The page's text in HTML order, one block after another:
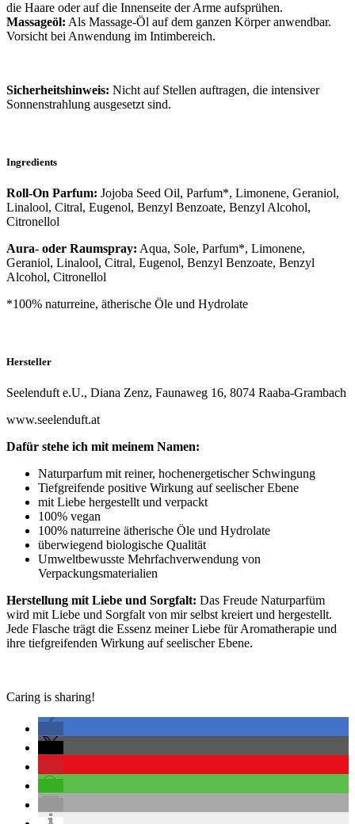
die Haare oder auf die Innenseite der Arme aufsprühen.
Massageöl: Als Massage-Öl auf dem ganzen Körper anwendbar.
Vorsicht bei Anwendung im Intimbereich.
Sicherheitshinweis: Nicht auf Stellen auftragen, die intensiver
Sonnenstrahlung ausgesetzt sind.
Ingredients
Roll-On Parfum: Jojoba Seed Oil, Parfum*, Limonene, Geraniol,
Linalool, Citral, Eugenol, Benzyl Benzoate, Benzyl Alcohol,
Citronellol
Aura- oder Raumspray: Aqua, Sole, Parfum*, Limonene,
Geraniol, Linalool, Citral, Eugenol, Benzyl Benzoate, Benzyl
Alcohol, Citronellol
*100% naturreine, ätherische Öle und Hydrolate
Hersteller
Seelenduft e.U., Diana Zenz, Faunaweg 16, 8074 Raaba-Grambach
www.seelenduft.at
Dafür stehe ich mit meinem Namen:
Naturparfum mit reiner, hochenergetischer Schwingung
Tiefgreifende positive Wirkung auf seelischer Ebene
mit Liebe hergestellt und verpackt
100% vegan
100% naturreine ätherische Öle und Hydrolate
überwiegend biologische Qualität
Umweltbewusste Mehrfachverwendung von
Verpackungsmaterialien
Herstellung mit Liebe und Sorgfalt: Das Freude Naturparfüm
wird mit Liebe und Sorgfalt von mir selbst kreiert und hergestellt.
Jede Flasche trägt die Essenz meiner Liebe für Aromatherapie und
ihre tiefgreifenden Wirkung auf seelischer Ebene.
Caring is sharing!